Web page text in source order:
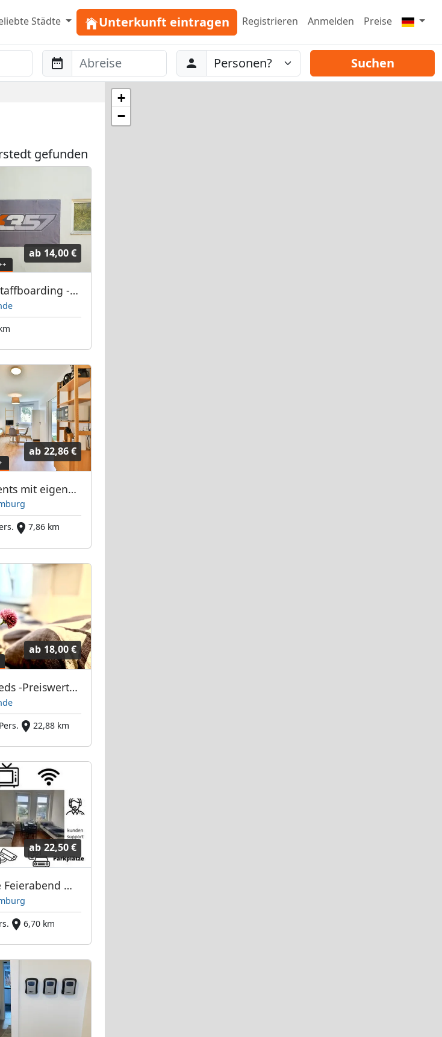
Städte Unterkunft eintragen Registrieren Anmelden Preise
Abreise Abreise
Personen Suchen
gefunden
ab 14,00 €
K357 - Staffboarding - Personal- und Monteurzimmer
ab 22,86 €
Apartments mit eigenem Bad und Küche in 22297 Hamburg-Nord - ABA Spielbrink Unterkunft GmbH
7,86 km
ab 18,00 €
Comfybeds -Preiswerte Unterkunft Hamburg und Umland
22,88 km
ab 22,50 €
Perfekte Feierabend Monteurunterkunft in Hamburg
6,70 km
+
−